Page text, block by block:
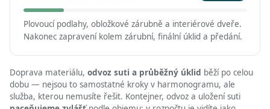
Plovoucí podlahy, obložkové zárubně a interiérové dveře.
Nakonec zapravení kolem zárubní, finální úklid a předání.
Doprava materiálu, odvoz suti a průběžný úklid běží po celou
dobu — nejsou to samostatné kroky v harmonogramu, ale
služba, kterou nemusíte řešit. Kontejner, odvoz a uložení suti